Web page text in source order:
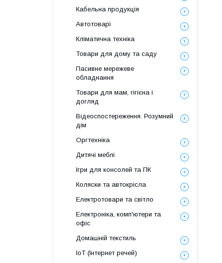
Кабельна продукція
Автотоварі
Кліматична техніка
Товари для дому та саду
Пасивне мережеве
обладнання
Товари для мам, гігієна і
догляд
Відеоспостереження. Розумний
дім
Оргтехніка
Дитячі меблі
Ігри для консолей та ПК
Коляски та автокрісла
Електротовари та світло
Електроніка, комп'ютери та
офіс
Домашній текстиль
IoT (Інтернет речей)